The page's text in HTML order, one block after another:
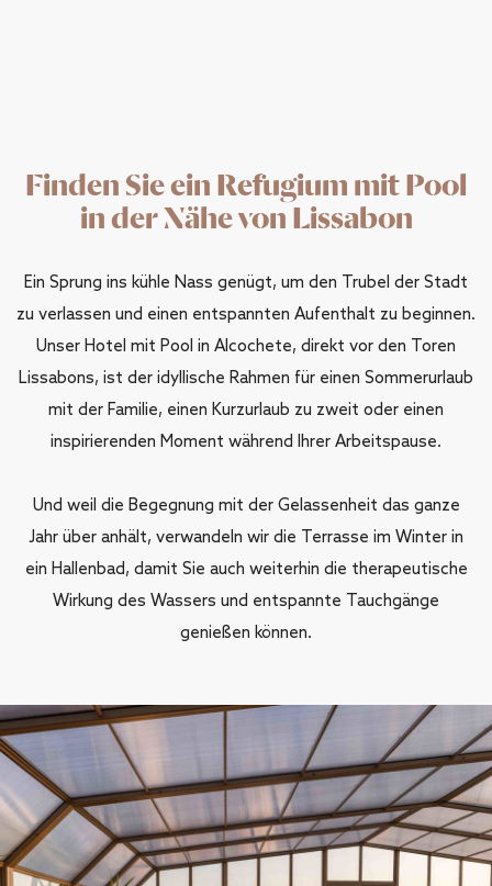
Finden Sie ein Refugium mit Pool
in der Nähe von Lissabon
Ein Sprung ins kühle Nass genügt, um den Trubel der Stadt
zu verlassen und einen entspannten Aufenthalt zu beginnen.
Unser Hotel mit Pool in Alcochete, direkt vor den Toren
Lissabons, ist der idyllische Rahmen für einen Sommerurlaub
mit der Familie, einen Kurzurlaub zu zweit oder einen
inspirierenden Moment während Ihrer Arbeitspause.
Und weil die Begegnung mit der Gelassenheit das ganze
Jahr über anhält, verwandeln wir die Terrasse im Winter in
ein Hallenbad, damit Sie auch weiterhin die therapeutische
Wirkung des Wassers und entspannte Tauchgänge
genießen können.